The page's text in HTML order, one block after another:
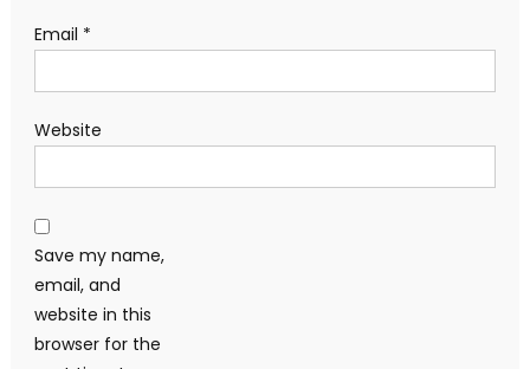
Email *
Website
Save my name,
email, and
website in this
browser for the